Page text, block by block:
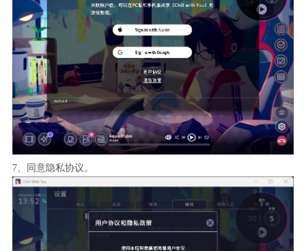
7、同意隐私协议。